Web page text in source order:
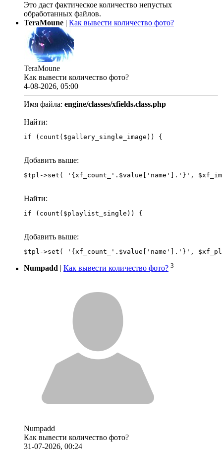
Это даст фактическое количество непустых
обработанных файлов.
TeraMoune
Как вывести количество фото?
TeraMoune
Как вывести количество фото?
4-08-2026, 05:00
Имя файла: engine/classes/xfields.class.php
Найти:
if (count($gallery_single_image)) {
Добавить выше:
Найти:
if (count($playlist_single)) {
Добавить выше:
Numpadd Как вывести количество фото? 3
Numpadd
Как вывести количество фото?
31-07-2026, 00:24